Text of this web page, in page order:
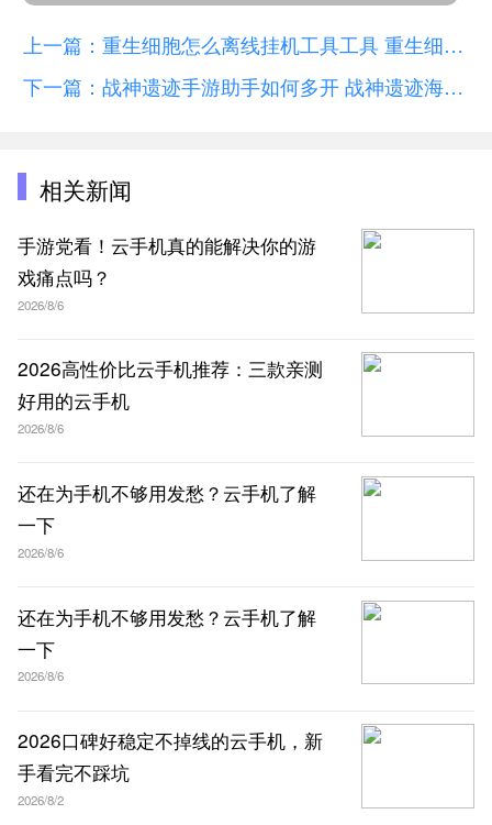
上一篇：重生细胞怎么离线挂机工具工具 重生细胞新手开荒篇
下一篇：战神遗迹手游助手如何多开 战神遗迹海量冒险玩法曝光
相关新闻
手游党看！云手机真的能解决你的游
戏痛点吗？
2026/8/6
2026高性价比云手机推荐：三款亲测
好用的云手机
2026/8/6
还在为手机不够用发愁？云手机了解
一下
2026/8/6
还在为手机不够用发愁？云手机了解
一下
2026/8/6
2026口碑好稳定不掉线的云手机，新
手看完不踩坑
2026/8/2